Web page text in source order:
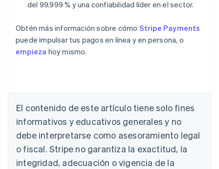
del 99.999 % y una confiabilidad líder en el sector.
Obtén más información sobre cómo Stripe Payments
puede impulsar tus pagos en línea y en persona, o
empieza hoy mismo.
El contenido de este artículo tiene solo fines
informativos y educativos generales y no
debe interpretarse como asesoramiento legal
o fiscal. Stripe no garantiza la exactitud, la
integridad, adecuación o vigencia de la
DeutschEnglish
English
Austria
DeutschEnglish
Bélgica
Nederlands FrançaisDeutschEnglish